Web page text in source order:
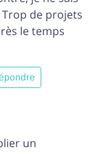
de projets
le temps
un